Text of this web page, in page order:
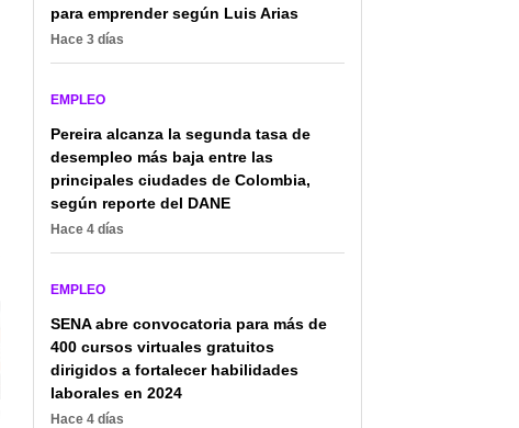
2026! Más de 30.000
becas virtuales para
técnicos y tecnólogos en
todo el país
para emprender según Luis Arias
Hace 3 días
EMPLEO
Pereira alcanza la segunda tasa de
desempleo más baja entre las
principales ciudades de Colombia,
según reporte del DANE
Hace 4 días
EMPLEO
SENA abre convocatoria para más de
400 cursos virtuales gratuitos
dirigidos a fortalecer habilidades
laborales en 2024
Hace 4 días